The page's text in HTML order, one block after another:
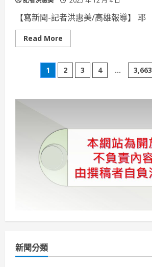
【寫新聞-記者洪惠美/高雄報導】 耶
Read More
more
光
三
越
左
心
誕
攜
手
孩
誕
文
章
頁
1 2 3 4 ... 3,663
新聞分類